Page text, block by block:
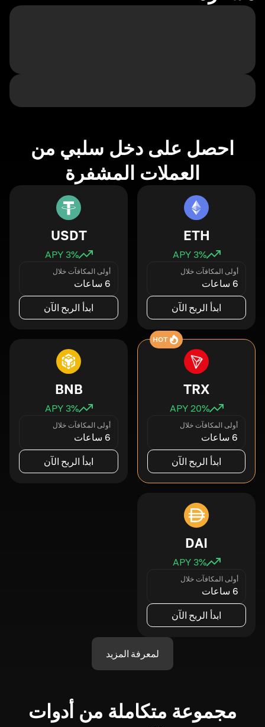
احصل على دخل سلبي من
العملات المشفرة
ETH
3% APY
أولى المكافآت خلال
6 ساعات
ابدأ الربح الآن
USDT
3% APY
أولى المكافآت خلال
6 ساعات
ابدأ الربح الآن
HOT
TRX
20% APY
أولى المكافآت خلال
6 ساعات
ابدأ الربح الآن
BNB
3% APY
أولى المكافآت خلال
6 ساعات
ابدأ الربح الآن
DAI
3% APY
أولى المكافآت خلال
6 ساعات
ابدأ الربح الآن
لمعرفة المزيد
مجموعة متكاملة من أدوات